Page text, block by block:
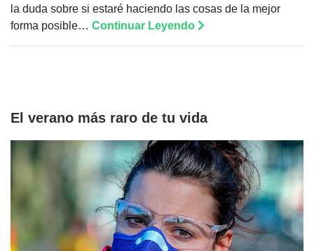
la duda sobre si estaré haciendo las cosas de la mejor
forma posible… Continuar Leyendo
El verano más raro de tu vida